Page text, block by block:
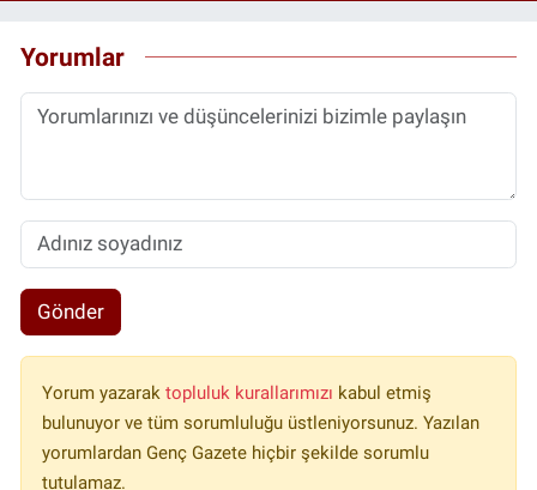
Yorumlar
Gönder
Yorum yazarak topluluk kurallarımızı kabul etmiş
bulunuyor ve tüm sorumluluğu üstleniyorsunuz. Yazılan
yorumlardan Genç Gazete hiçbir şekilde sorumlu
tutulamaz.